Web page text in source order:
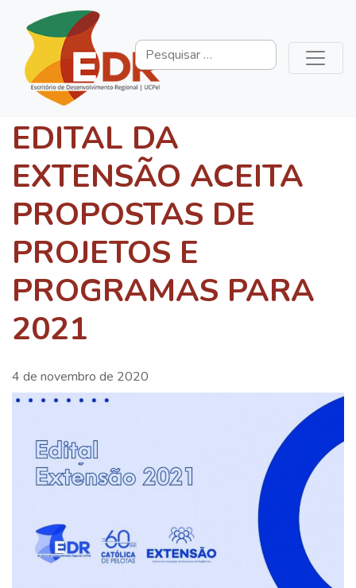
EDITAL DA
EXTENSÃO ACEITA
PROPOSTAS DE
PROJETOS E
PROGRAMAS PARA
2021
4 de novembro de 2020